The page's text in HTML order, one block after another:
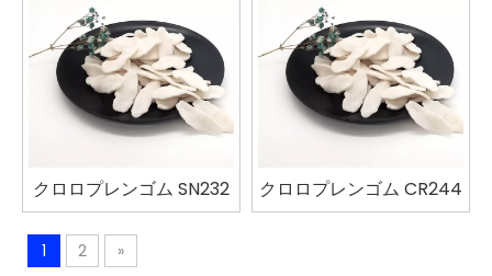
クロロプレンゴム SN232 クロロプレンゴム CR244
1 2 »